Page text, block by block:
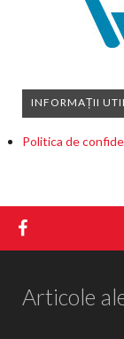
INFORMAȚII
Politica de
Articole